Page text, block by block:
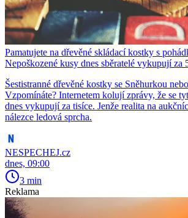
Pamatujete na dřevěné skládací kostky s
Nepoškozené kusy dnes sběratelé vykupují za
Šestistranné dřevěné kostky se Sněhurkou
Vzpomínáte? Internetem kolují zprávy, že se
dnes vykupují za tisíce. Jenže realita na
nálezce ledová sprcha.
NESPECHEJ.cz
dnes, 09:00
3 min
Reklama